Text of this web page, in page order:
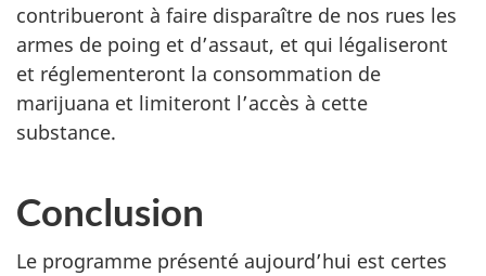
contribueront à faire disparaître de nos rues les
armes de poing et d’assaut, et qui légaliseront
et réglementeront la consommation de
marijuana et limiteront l’accès à cette
substance.
Conclusion
Le programme présenté aujourd’hui est certes